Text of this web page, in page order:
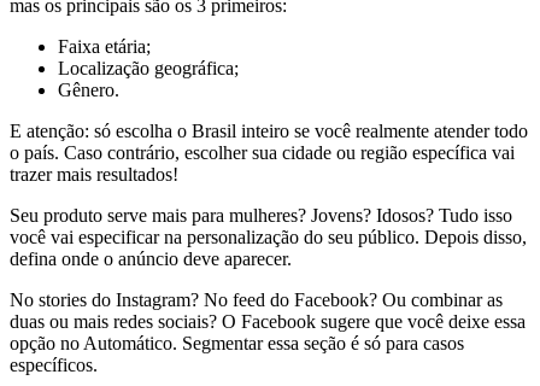
mas os principais são os 3 primeiros:
Faixa etária;
Localização geográfica;
Gênero.
E atenção: só escolha o Brasil inteiro se você realmente atender todo
o país. Caso contrário, escolher sua cidade ou região específica vai
trazer mais resultados!
Seu produto serve mais para mulheres? Jovens? Idosos? Tudo isso
você vai especificar na personalização do seu público. Depois disso,
defina onde o anúncio deve aparecer.
No stories do Instagram? No feed do Facebook? Ou combinar as
duas ou mais redes sociais? O Facebook sugere que você deixe essa
opção no Automático. Segmentar essa seção é só para casos
específicos.